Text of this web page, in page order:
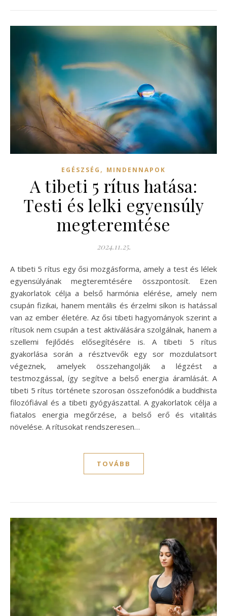
EGÉSZSÉG , MINDENNAPOK
A tibeti 5 rítus hatása:
Testi és lelki egyensúly
megteremtése
2024.11.25.
A tibeti 5 rítus egy ősi mozgásforma, amely a test és lélek
egyensúlyának megteremtésére összpontosít. Ezen
gyakorlatok célja a belső harmónia elérése, amely nem
csupán fizikai, hanem mentális és érzelmi síkon is hatással
van az ember életére. Az ősi tibeti hagyományok szerint a
rítusok nem csupán a test aktiválására szolgálnak, hanem a
szellemi fejlődés elősegítésére is. A tibeti 5 rítus
gyakorlása során a résztvevők egy sor mozdulatsort
végeznek, amelyek összehangolják a légzést a
testmozgással, így segítve a belső energia áramlását. A
tibeti 5 rítus története szorosan összefonódik a buddhista
filozófiával és a tibeti gyógyászattal. A gyakorlatok célja a
fiatalos energia megőrzése, a belső erő és vitalitás
növelése. A rítusokat rendszeresen…
TOVÁBB